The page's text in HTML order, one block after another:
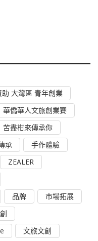
大灣區 青年創業
華僑華人文旅創業賽
苦盡柑來傳承你
承
手作體驗
ZEALER
品牌
市場拓展
文旅文創